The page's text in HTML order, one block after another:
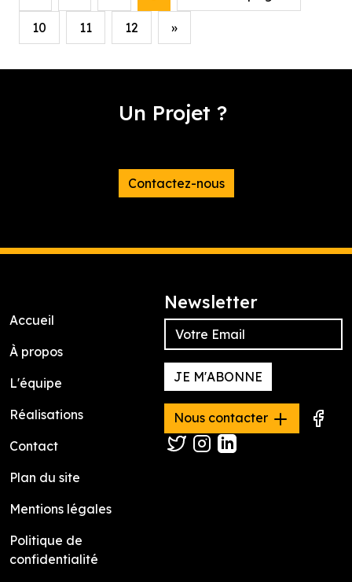
10 11 12 »
Un Projet ?
Contactez-nous
Accueil
À propos
L'équipe
Réalisations
Contact
Plan du site
Mentions légales
Politique de
confidentialité
Newsletter
JE M'ABONNE
Nous contacter